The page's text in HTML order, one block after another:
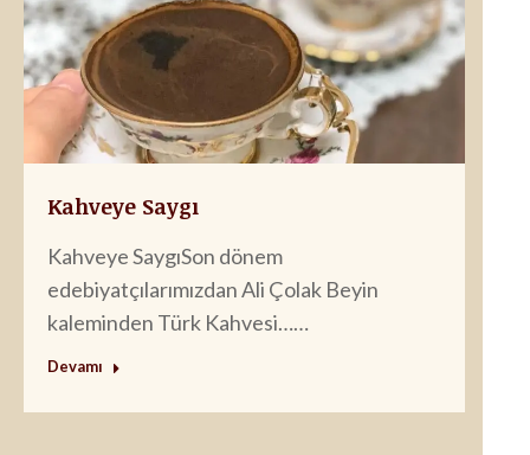
Kahveye Saygı
Kahveye SaygıSon dönem
edebiyatçılarımızdan Ali Çolak Beyin
kaleminden Türk Kahvesi……
Devamı